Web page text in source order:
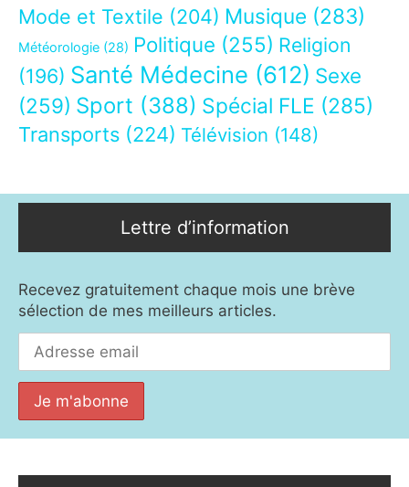
Mode et Textile (204) Musique (283)
Météorologie (28) Politique (255) Religion
(196) Santé Médecine (612) Sexe
(259) Sport (388) Spécial FLE (285)
Transports (224) Télévision (148)
Lettre d’information
Recevez gratuitement chaque mois une brève
sélection de mes meilleurs articles.